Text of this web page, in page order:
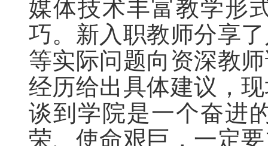
媒体技术丰富教学形
巧。新入职教师分享
等实际问题向资深教
经历给出具体建议，
谈到学院是一个奋进
荣、使命艰巨，一定